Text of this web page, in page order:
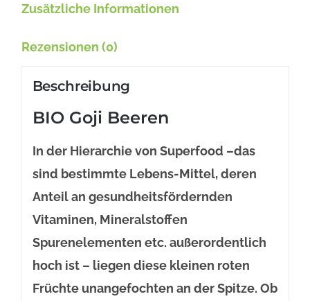
Zusätzliche Informationen
Rezensionen (0)
Beschreibung
BIO Goji Beeren
In der Hierarchie von Superfood –das
sind bestimmte Lebens-Mittel, deren
Anteil an gesundheitsfördernden
Vitaminen, Mineralstoffen
Spurenelementen etc. außerordentlich
hoch ist – liegen diese kleinen roten
Früchte unangefochten an der Spitze. Ob